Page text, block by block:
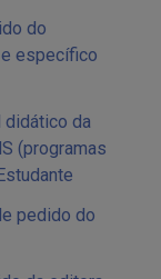
do
específico
didático da
(programas
pedido do